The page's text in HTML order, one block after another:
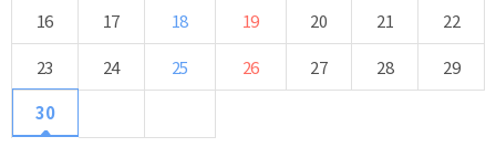
16
17 18 19 20 21
22
23
24 25 26 27 28
29
30